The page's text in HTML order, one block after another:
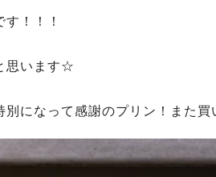
！！！
思います☆
になって感謝のプリン！また買